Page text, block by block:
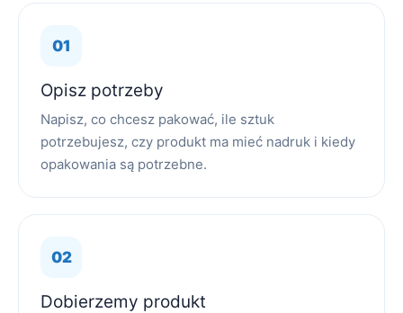
Opisz potrzeby
Napisz, co chcesz pakować, ile sztuk
potrzebujesz, czy produkt ma mieć nadruk i kiedy
opakowania są potrzebne.
Dobierzemy produkt